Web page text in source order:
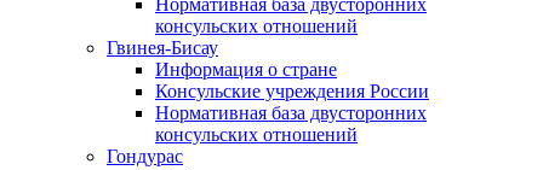
Нормативная база двусторонних
консульских отношений
Гвинея-Бисау
Информация о стране
Консульские учреждения России
Нормативная база двусторонних
консульских отношений
Гондурас